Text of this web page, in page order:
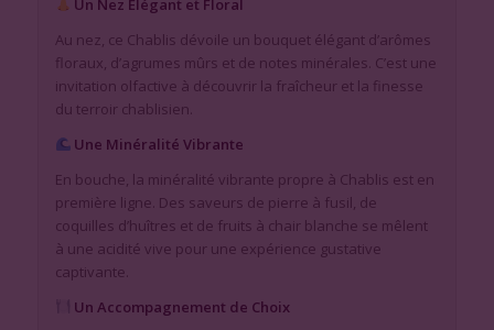
Un Nez Élégant et Floral
Au nez, ce Chablis dévoile un bouquet élégant d’arômes
floraux, d’agrumes mûrs et de notes minérales. C’est une
invitation olfactive à découvrir la fraîcheur et la finesse
du terroir chablisien.
Une Minéralité Vibrante
En bouche, la minéralité vibrante propre à Chablis est en
première ligne. Des saveurs de pierre à fusil, de
coquilles d’huîtres et de fruits à chair blanche se mêlent
à une acidité vive pour une expérience gustative
captivante.
Un Accompagnement de Choix